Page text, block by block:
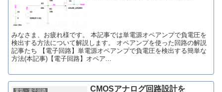
みなさま、お疲れ様です。 本記事では単電源オペアンプで負電圧を
検出する方法について解説します。 オペアンプを使った回路の解説
記事たち 【電子回路】単電源オペアンプで負電圧を検出する簡単な
方法(本記事)【電子回路】オペア...
電気・電子回路 CMOSアナログ回路設計を